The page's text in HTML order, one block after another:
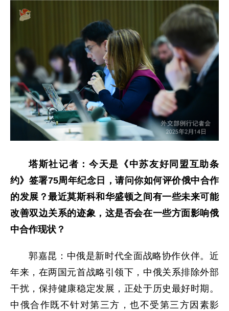
塔斯社记者：今天是《中苏友好同盟互助条
约》签署75周年纪念日，请问你如何评价俄中合作
的发展？最近莫斯科和华盛顿之间有一些未来可能
改善双边关系的迹象，这是否会在一些方面影响俄
中合作现状？
郭嘉昆：中俄是新时代全面战略协作伙伴。近
年来，在两国元首战略引领下，中俄关系排除外部
干扰，保持健康稳定发展，正处于历史最好时期。
中俄合作既不针对第三方，也不受第三方因素影